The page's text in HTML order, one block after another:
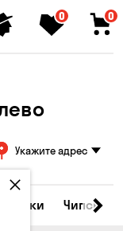
0 0
Укажите адрес
Семечки Чипсы